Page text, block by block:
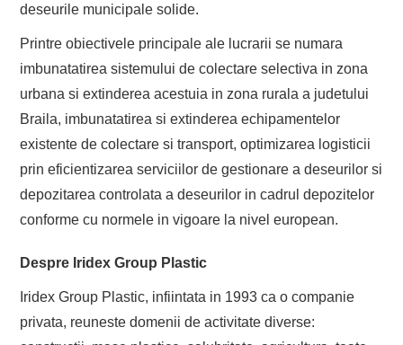
deseurile municipale solide.
Printre obiectivele principale ale lucrarii se numara
imbunatatirea sistemului de colectare selectiva in zona
urbana si extinderea acestuia in zona rurala a judetului
Braila, imbunatatirea si extinderea echipamentelor
existente de colectare si transport, optimizarea logisticii
prin eficientizarea serviciilor de gestionare a deseurilor si
depozitarea controlata a deseurilor in cadrul depozitelor
conforme cu normele in vigoare la nivel european.
Despre Iridex Group Plastic
Iridex Group Plastic, infiintata in 1993 ca o companie
privata, reuneste domenii de activitate diverse: